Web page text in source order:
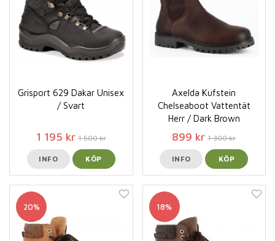
Grisport 629 Dakar Unisex
/ Svart
1 195 kr 1 500 kr
INFO KÖP
Axelda Kufstein
Chelseaboot Vattentät
Herr / Dark Brown
899 kr 1 300 kr
INFO KÖP
20% 18%